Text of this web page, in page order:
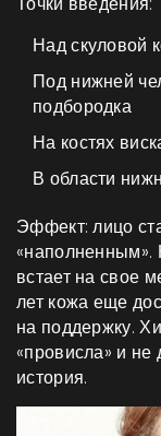
Над скуловой
Под нижней
подбородка
На костях
В области
Эффект: лицо
«наполненным».
встает на свое
лет кожа еще
на поддержку.
«провисла» и
история.